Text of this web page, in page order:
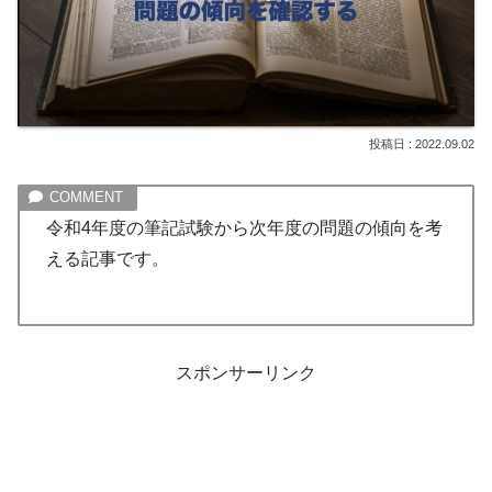
2022.09.02
令和4年度の筆記試験から次年度の問題の傾向を考
える記事です。
スポンサーリンク